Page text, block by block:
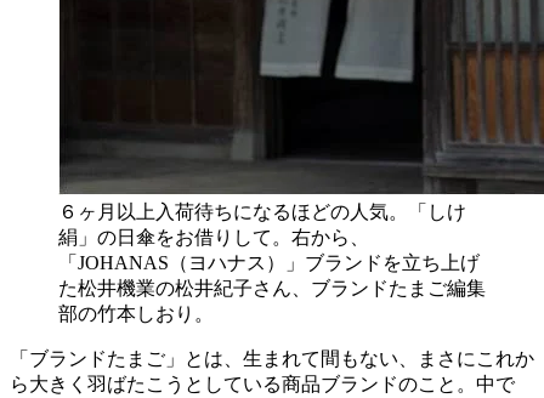
６ヶ月以上入荷待ちになるほどの人気。「しけ
絹」の日傘をお借りして。右から、
「JOHANAS（ヨハナス）」ブランドを立ち上げ
た松井機業の松井紀子さん、ブランドたまご編集
部の竹本しおり。
「ブランドたまご」とは、生まれて間もない、まさにこれか
ら大きく羽ばたこうとしている商品ブランドのこと。中で